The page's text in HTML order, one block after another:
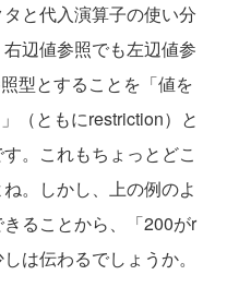
と代入演算子の使い分
辺値参照でも左辺値参
型とすることを「値を
（ともにrestriction）と
。これもちょっとどこ
。しかし、上の例のよ
ることから、「200がr
は伝わるでしょうか。